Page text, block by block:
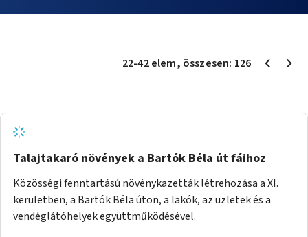
22-42elem, összesen: 126
Talajtakaró növények a Bartók Béla út fáihoz
Közösségi fenntartású növénykazetták létrehozása a XI.
kerületben, a Bartók Béla úton, a lakók, az üzletek és a
vendéglátóhelyek együttműködésével.